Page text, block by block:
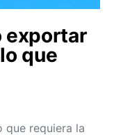
exportar
que
que requiera la